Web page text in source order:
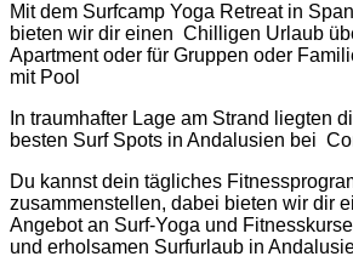
Mit dem Surfcamp Yoga Retreat in
bieten wir dir einen Chilligen Urlaub
Apartment oder für Gruppen oder
mit Pool
In traumhafter Lage am Strand liegten
besten Surf Spots in Andalusien bei
Du kannst dein tägliches
zusammenstellen, dabei bieten wir dir
Angebot an Surf-Yoga und
und erholsamen Surfurlaub in